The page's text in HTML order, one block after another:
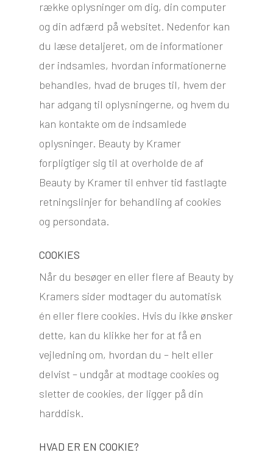
række oplysninger om dig, din computer
og din adfærd på websitet. Nedenfor kan
du læse detaljeret, om de informationer
der indsamles, hvordan informationerne
behandles, hvad de bruges til, hvem der
har adgang til oplysningerne, og hvem du
kan kontakte om de indsamlede
oplysninger. Beauty by Kramer
forpligtiger sig til at overholde de af
Beauty by Kramer til enhver tid fastlagte
retningslinjer for behandling af cookies
og persondata. ​
COOKIES
Når du besøger en eller flere af Beauty by
Kramers sider modtager du automatisk
én eller flere cookies. Hvis du ikke ønsker
dette, kan du klikke her for at få en
vejledning om, hvordan du – helt eller
delvist – undgår at modtage cookies og
sletter de cookies, der ligger på din
harddisk.​
HVAD ER EN COOKIE?